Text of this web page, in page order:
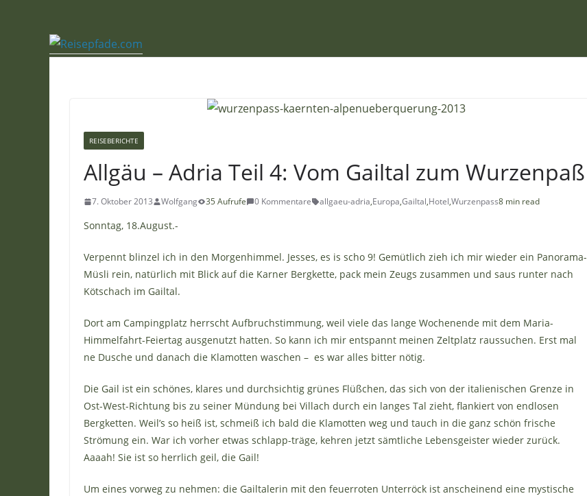
Inhalt
springen
REISEBERICHTE
Allgäu – Adria Teil 4: Vom Gailtal zum Wurzenpaß
7. Oktober 2013 Wolfgang 35 Aufrufe 0 Kommentare allgaeu-adria,Europa,Gailtal,Hotel,Wurzenpass8 min read
Sonntag, 18.August.-
Verpennt blinzel ich in den Morgenhimmel. Jesses, es is scho 9! Gemütlich zieh ich mir wieder ein Panorama-
Müsli rein, natürlich mit Blick auf die Karner Bergkette, pack mein Zeugs zusammen und saus runter nach
Kötschach im Gailtal.
Dort am Campingplatz herrscht Aufbruchstimmung, weil viele das lange Wochenende mit dem Maria-
Himmelfahrt-Feiertag ausgenutzt hatten. So kann ich mir entspannt meinen Zeltplatz raussuchen. Erst mal
ne Dusche und danach die Klamotten waschen – es war alles bitter nötig.
Die Gail ist ein schönes, klares und durchsichtig grünes Flüßchen, das sich von der italienischen Grenze in
Ost-West-Richtung bis zu seiner Mündung bei Villach durch ein langes Tal zieht, flankiert von endlosen
Bergketten. Weil’s so heiß ist, schmeiß ich bald die Klamotten weg und tauch in die ganz schön frische
Strömung ein. War ich vorher etwas schlapp-träge, kehren jetzt sämtliche Lebensgeister wieder zurück.
Aaaah! Sie ist so herrlich geil, die Gail!
Um eines vorweg zu nehmen: die Gailtalerin mit den feuerroten Unterröck ist anscheinend eine mystische